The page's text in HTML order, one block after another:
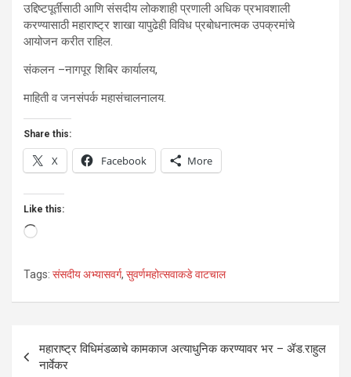
उद्दिष्टपूर्तीसाठी आणि संसदीय लोकशाही प्रणाली अधिक प्रभावशाली
करण्यासाठी महाराष्ट्र शाखा यापुढेही विविध प्रबोधनात्मक उपक्रमांचे
आयोजन करीत राहिल.
संकलन –नागपूर शिबिर कार्यालय,
माहिती व जनसंपर्क महासंचालनालय.
Share this:
X Facebook More
Like this:
Loading…
Tags: संसदीय अभ्यासवर्ग, सुवर्णमहोत्सवाकडे वाटचाल
navigation
महाराष्ट्र विधिमंडळाचे कामकाज अत्याधुनिक करण्यावर भर – ॲड.राहुल
नार्वेकर